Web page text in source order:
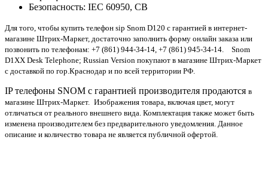
Безопасность: IEC 60950, CB
Для того, чтобы купить телефон sip Snom D120 с гарантией в интернет-
магазине Штрих-Маркет, достаточно заполнить форму онлайн заказа или
позвонить по телефонам: +7 (861) 944-34-14, +7 (861) 945-34-14.
Snom
D1XX Desk Telephone; Russian Version покупают в магазине Штрих-Маркет
с доставкой по гор.Краснодар и по всей территории РФ.
IP телефоны SNOM с гарантией производителя продаются в
магазине Штрих-Маркет. Изображения товара, включая цвет, могут
отличаться от реального внешнего вида. Комплектация также может быть
изменена производителем без предварительного уведомления. Данное
описание и количество товара не является публичной офертой.